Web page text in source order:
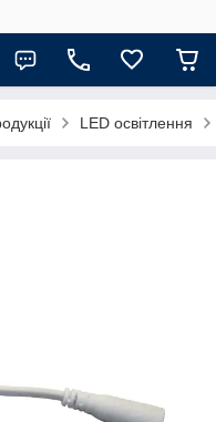
LED освітлення